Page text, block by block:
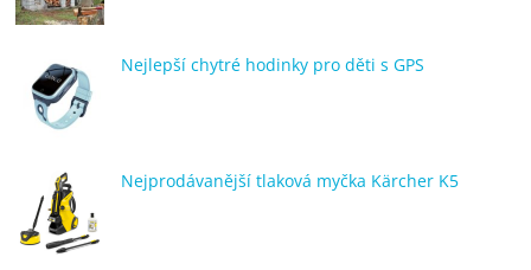
Nejlepší chytré hodinky pro děti s GPS
Nejprodávanější tlaková myčka Kärcher K5